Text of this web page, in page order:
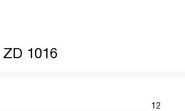
1016
12